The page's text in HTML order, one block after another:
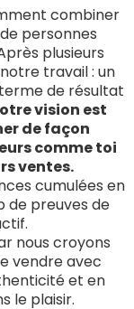
combiner
personnes
plusieurs
travail : un
de résultat
vision est
de façon
comme toi
ventes.
cumulées en
de preuves de
nous croyons
vendre avec
et en
le plaisir.